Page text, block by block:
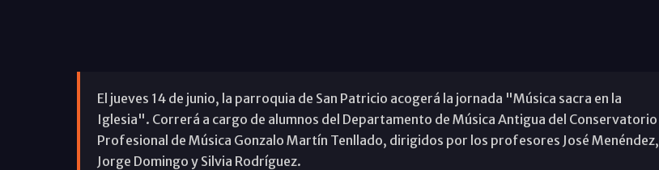
El jueves 14 de junio, la parroquia de San Patricio acogerá la jornada "Música sacra en la
Iglesia". Correrá a cargo de alumnos del Departamento de Música Antigua del Conservatorio
Profesional de Música Gonzalo Martín Tenllado, dirigidos por los profesores José Menéndez,
Jorge Domingo y Silvia Rodríguez.